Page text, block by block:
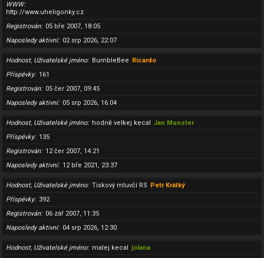
WWW
http://www.uheligonky.cz
Registrován
05 bře 2007, 18:05
Naposledy aktivní
02 srp 2026, 22:07
Hodnost, Uživatelské jméno BumbleBee Ricardo
Příspěvky
161
Registrován
05 čer 2007, 09:45
Naposledy aktivní
05 srp 2026, 16:04
Hodnost, Uživatelské jméno hodně velkej kecal Jan Munster
Příspěvky
135
Registrován
12 čer 2007, 14:21
Naposledy aktivní
12 bře 2021, 23:37
Hodnost, Uživatelské jméno Tiskový mluvčí RS Petr Krátký
Příspěvky
392
Registrován
06 zář 2007, 11:35
Naposledy aktivní
04 srp 2026, 12:30
Hodnost, Uživatelské jméno malej kecal jolana